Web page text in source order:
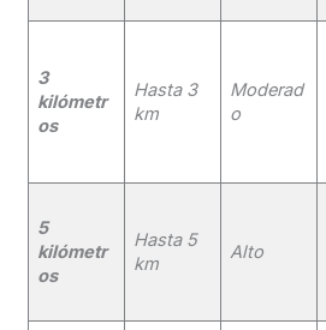
3
kilómetr
os
Hasta 3
km
Moderad
o
5
kilómetr
os
Hasta 5
km
Alto